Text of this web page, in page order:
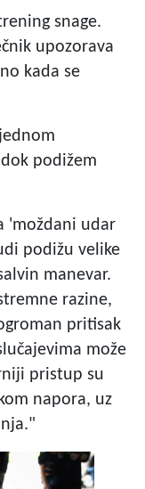
snage.
upozorava
kada se
podižem
'moždani udar
podižu velike
manevar.
razine,
pritisak
može
pristup su
napora, uz